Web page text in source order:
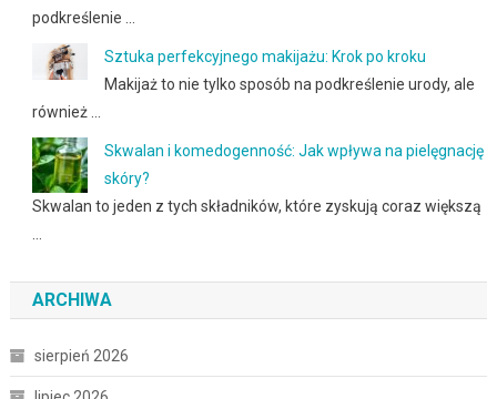
podkreślenie …
Sztuka perfekcyjnego makijażu: Krok po kroku
Makijaż to nie tylko sposób na podkreślenie urody, ale
również …
Skwalan i komedogenność: Jak wpływa na pielęgnację
skóry?
Skwalan to jeden z tych składników, które zyskują coraz większą
ARCHIWA
sierpień 2026